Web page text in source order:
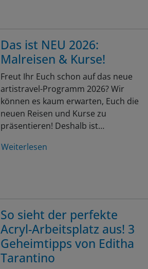
Das ist NEU 2026:
Malreisen & Kurse!
Freut Ihr Euch schon auf das neue
artistravel-Programm 2026? Wir
können es kaum erwarten, Euch die
neuen Reisen und Kurse zu
präsentieren! Deshalb ist…
Weiterlesen
So sieht der perfekte
Acryl-Arbeitsplatz aus! 3
Geheimtipps von Editha
Tarantino